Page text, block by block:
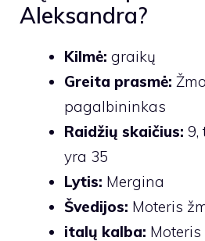
Aleksandra?
Kilmė: graikų
Greita prasmė:
pagalbininkas
Raidžių skaičius: 9,
yra 35
Lytis: Mergina
Švedijos: Moteris
italų kalba: